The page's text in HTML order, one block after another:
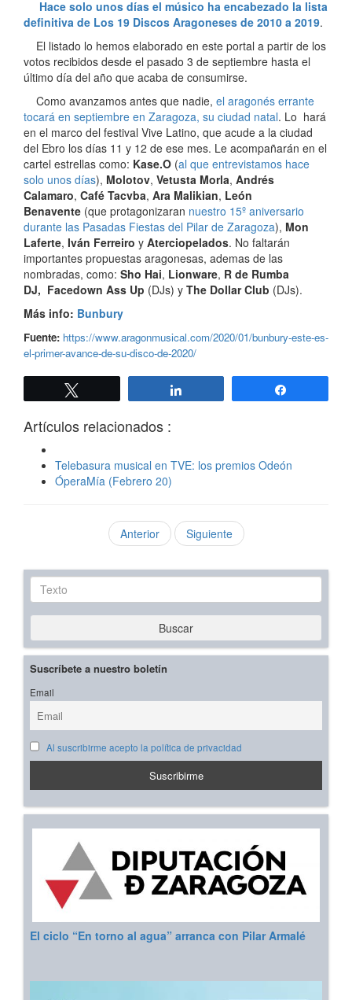
Hace solo unos días el músico ha encabezado la lista
definitiva de Los 19 Discos Aragoneses de 2010 a 2019.
El listado lo hemos elaborado en este portal a partir de los
votos recibidos desde el pasado 3 de septiembre hasta el
último día del año que acaba de consumirse.
Como avanzamos antes que nadie, el aragonés errante
tocará en septiembre en Zaragoza, su ciudad natal. Lo hará
en el marco del festival Vive Latino, que acude a la ciudad
del Ebro los días 11 y 12 de ese mes. Le acompañarán en el
cartel estrellas como: Kase.O (al que entrevistamos hace
solo unos días), Molotov, Vetusta Morla, Andrés
Calamaro, Café Tacvba, Ara Malikian, León
Benavente (que protagonizaran nuestro 15º aniversario
durante las Pasadas Fiestas del Pilar de Zaragoza), Mon
Laferte, Iván Ferreiro y Aterciopelados. No faltarán
importantes propuestas aragonesas, ademas de las
nombradas, como: Sho Hai, Lionware, R de Rumba
DJ, Facedown Ass Up (DJs) y The Dollar Club (DJs).
Más info: Bunbury
Fuente: https://www.aragonmusical.com/2020/01/bunbury-este-es-
el-primer-avance-de-su-disco-de-2020/
Artículos relacionados :
Telebasura musical en TVE: los premios Odeón
ÓperaMía (Febrero 20)
Anterior Siguiente
Texto
Buscar
Suscríbete a nuestro boletín
Email
Al suscribirme acepto la política de privacidad
El ciclo “En torno al agua” arranca con Pilar Armalé